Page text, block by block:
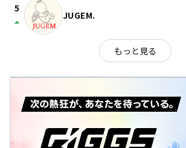
5
arrow_drop_up JUGEM.
もっと見る